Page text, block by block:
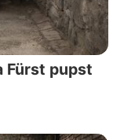
Fürst pupst